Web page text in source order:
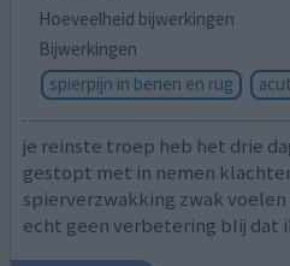
Hoeveelheid bijwerkingen
Bijwerkingen
spierpijn in benen en rug
je reinste troep heb het drie
gestopt met in nemen
spierverzwakking zwak
echt geen verbetering blij dat